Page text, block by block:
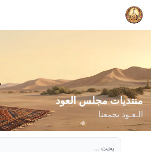
منتديات مجلس العود
الـعـود يجمعنا